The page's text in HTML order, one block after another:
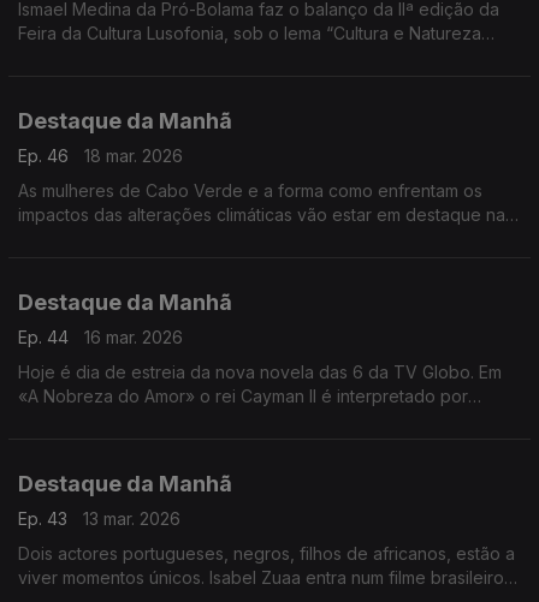
Ismael Medina da Pró-Bolama faz o balanço da IIª edição da
Feira da Cultura Lusofonia, sob o lema “Cultura e Natureza
Destaque da Manhã
Ep. 46
18 mar. 2026
As mulheres de Cabo Verde e a forma como enfrentam os
impactos das alterações climáticas vão estar em destaque na
Destaque da Manhã
Ep. 44
16 mar. 2026
Hoje é dia de estreia da nova novela das 6 da TV Globo. Em
«A Nobreza do Amor» o rei Cayman II é interpretado por
Destaque da Manhã
Ep. 43
13 mar. 2026
Dois actores portugueses, negros, filhos de africanos, estão a
viver momentos únicos. Isabel Zuaa entra num filme brasileiro